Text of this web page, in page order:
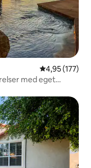
4,95 ud af 5 i
4,95 (177)
med eget